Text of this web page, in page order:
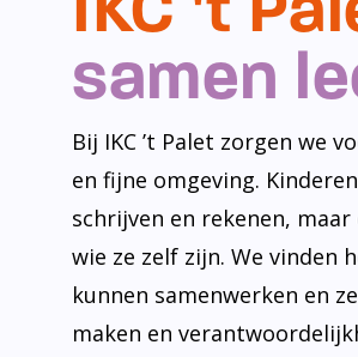
samen
Bij IKC ’t Palet zorgen we
en fijne omgeving.
schrijven en rekenen,
wie ze zelf zijn. We vinden
kunnen samenwerken en
maken en